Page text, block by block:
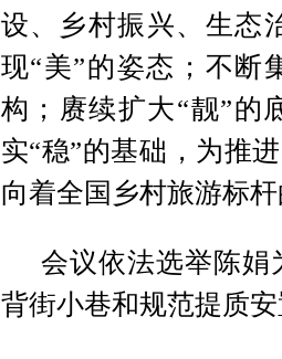
设、乡村振兴、生态
现“美”的姿态；不断
构；赓续扩大“靓”的
实“稳”的基础，为推
向着全国乡村旅游标
会议依法选举陈娟
背街小巷和规范提质